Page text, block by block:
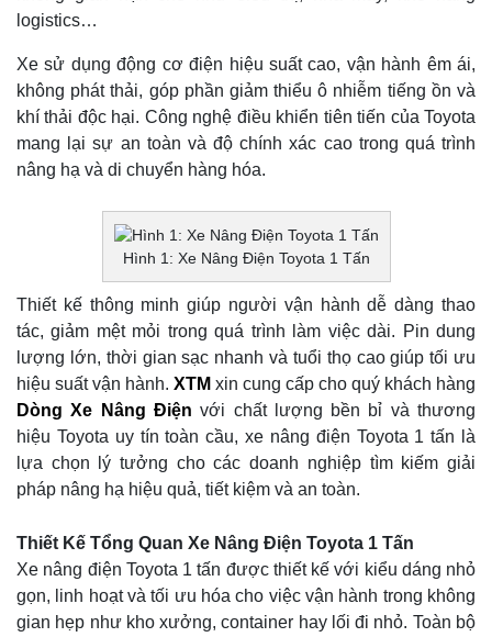
logistics…
Xe sử dụng động cơ điện hiệu suất cao, vận hành êm ái,
không phát thải, góp phần giảm thiểu ô nhiễm tiếng ồn và
khí thải độc hại. Công nghệ điều khiển tiên tiến của Toyota
mang lại sự an toàn và độ chính xác cao trong quá trình
nâng hạ và di chuyển hàng hóa.
Hình 1: Xe Nâng Điện Toyota 1 Tấn
Thiết kế thông minh giúp người vận hành dễ dàng thao
tác, giảm mệt mỏi trong quá trình làm việc dài. Pin dung
lượng lớn, thời gian sạc nhanh và tuổi thọ cao giúp tối ưu
hiệu suất vận hành. XTM xin cung cấp cho quý khách hàng
Dòng Xe Nâng Điện với chất lượng bền bỉ và thương
hiệu Toyota uy tín toàn cầu, xe nâng điện Toyota 1 tấn là
lựa chọn lý tưởng cho các doanh nghiệp tìm kiếm giải
pháp nâng hạ hiệu quả, tiết kiệm và an toàn.
Thiết Kế Tổng Quan Xe Nâng Điện Toyota 1 Tấn
Xe nâng điện Toyota 1 tấn được thiết kế với kiểu dáng nhỏ
gọn, linh hoạt và tối ưu hóa cho việc vận hành trong không
gian hẹp như kho xưởng, container hay lối đi nhỏ. Toàn bộ